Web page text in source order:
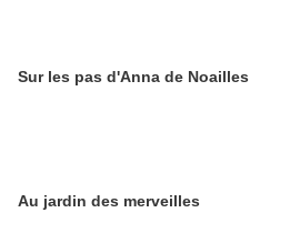
Sur les pas d'Anna de Noailles
Au jardin des merveilles